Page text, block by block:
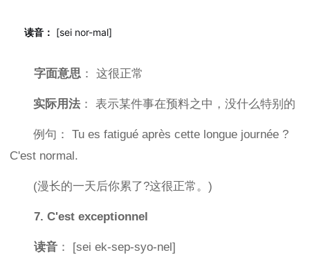
读音： [sei nor-mal]
字面意思 ： 这很正常
实际用法 ： 表示某件事在预料之中，没什么特别的
例句： Tu es fatigué après cette longue journée ?
C'est normal.
(漫长的一天后你累了?这很正常。)
7. C'est exceptionnel
读音 ： [sei ek-sep-syo-nel]